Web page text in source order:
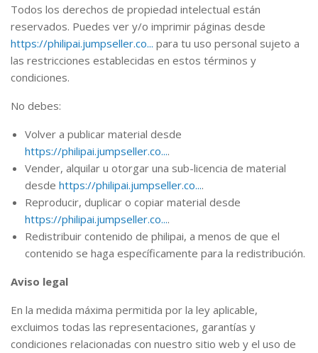
Todos los derechos de propiedad intelectual están
reservados. Puedes ver y/o imprimir páginas desde
https://philipai.jumpseller.co... para tu uso personal sujeto a
las restricciones establecidas en estos términos y
condiciones.
No debes:
Volver a publicar material desde
https://philipai.jumpseller.co....
Vender, alquilar u otorgar una sub-licencia de material
desde https://philipai.jumpseller.co....
Reproducir, duplicar o copiar material desde
https://philipai.jumpseller.co....
Redistribuir contenido de philipai, a menos de que el
contenido se haga específicamente para la redistribución.
Aviso legal
En la medida máxima permitida por la ley aplicable,
excluimos todas las representaciones, garantías y
condiciones relacionadas con nuestro sitio web y el uso de